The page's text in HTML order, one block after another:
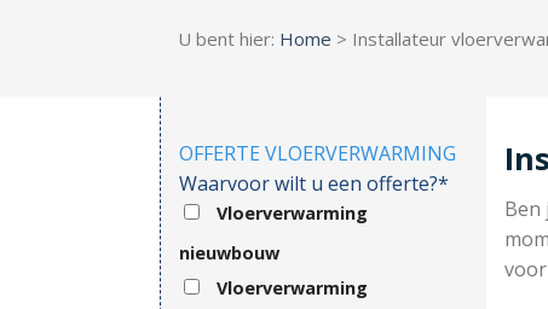
U bent hier: Home > Installateur
OFFERTE VLOERVERWARMING
Waarvoor wilt u een offerte?*
Vloerverwarming
nieuwbouw
Vloerverwarming
Ben